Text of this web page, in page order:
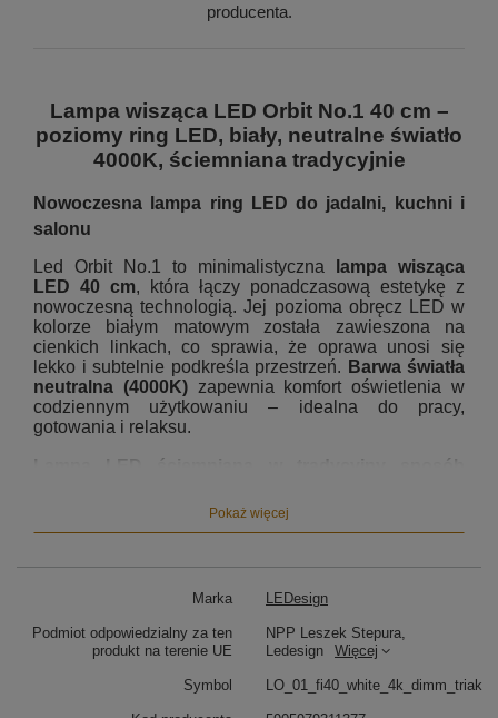
producenta.
Lampa wisząca LED Orbit No.1 40 cm –
poziomy ring LED, biały, neutralne światło
4000K, ściemniana tradycyjnie
Nowoczesna lampa ring LED do jadalni, kuchni i
salonu
Led Orbit No.1 to minimalistyczna
lampa wisząca
LED 40 cm, która łączy ponadczasową estetykę z
nowoczesną technologią. Jej pozioma obręcz LED w
kolorze białym matowym została zawieszona na
cienkich linkach, co sprawia, że oprawa unosi się
lekko i subtelnie podkreśla przestrzeń. Barwa światła
neutralna (4000K)zapewnia komfort oświetlenia w
codziennym użytkowaniu – idealna do pracy,
gotowania i relaksu.
Lampa LED ściemniana w tradycyjny sposób
Model ten jest kompatybilny ze
płynne dopasowanie jasności światła bez użycia pilota
które cenią prostotę i wygodę sterowania z
klasycznego włącznika ze ściemniaczem.
Pokaż więcej
Marka LEDesign
Podmiot odpowiedzialny za ten
produkt na terenie UE
NPP Leszek Stepura,
Ledesign
Więcej
Symbol LO_01_fi40_white_4k_dimm_triak